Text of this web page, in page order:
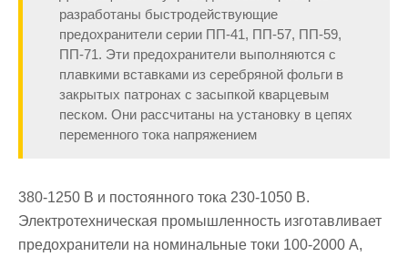
разработаны быст­родействующие
предохранители серии ПП-41, ПП-57, ПП-59,
ПП-71. Эти предохранители выполняются с
плавкими вставками из серебря­ной фольги в
закрытых патронах с засыпкой кварцевым
песком. Они рассчитаны на установку в цепях
переменного тока напряжением
380-1250 В и постоянного тока 230-1050 В.
Электротехническая промышленность изготавливает
предохранители на номинальные то­ки 100-2000 А,